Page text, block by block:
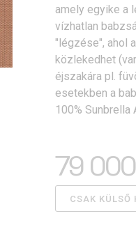
amely egyike a
vízhatlan
"légzése", ahol
közlekedhet
éjszakára pl.
esetekben a
100% Sunbrella
79 000
CSAK KÜLSŐ